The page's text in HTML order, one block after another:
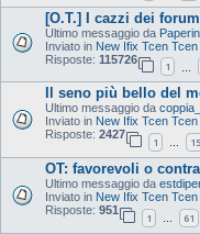
[O.T.] I cazzi dei
Ultimo messaggio da
Inviato in New Ifix Tcen Tcen
Risposte: 115726
1
Il seno più bello del
Ultimo messaggio da
Inviato in New Ifix Tcen Tcen
Risposte: 2427
1 …
OT: favorevoli o
Ultimo messaggio da
Inviato in New Ifix Tcen Tcen
Risposte: 951
1 61